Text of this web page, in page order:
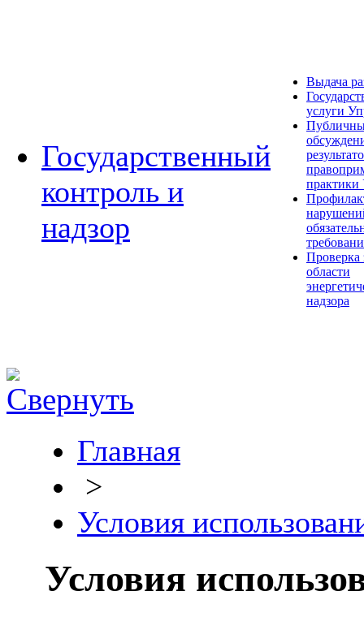
Государственный
контроль и
надзор
Выдача
услуги
практики
Проверка
области
надзора
Главная
>
Условия
Условия